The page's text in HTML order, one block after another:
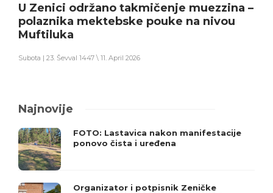
U Zenici održano takmičenje muezzina –
polaznika mektebske pouke na nivou
Muftiluka
Subota | 23. Ševval 1447 \ 11. April 2026
Najnovije
FOTO: Lastavica nakon manifestacije
ponovo čista i uređena
Organizator i potpisnik Zeničke